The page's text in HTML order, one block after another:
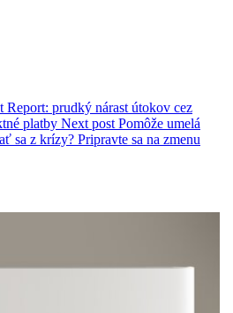
Report: prudký nárast útokov cez
platby Next post Pomôže umelá
sa z krízy? Pripravte sa na zmenu